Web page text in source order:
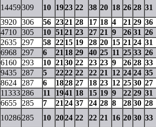
14459309 10 1923 22 38 20 18 26 28 31
3920 306 56 2321 28 17 18 4 21 29 36
4710 305 10 51 21 23 27 21 9 26 31 26
2635 297 58 2215 19 28 20 15 21 24 31
6968 297 6 21 18 29 40 25 11 25 33 26
6160 293 10 21 30 22 23 23 9 26 28 33
9435 287 5 2222 22 22 21 12 24 24 35
8624 287 6 1828 27 18 23 12 25 30 27
11333 286 11 1941 18 15 19 9 22 29 31
6655 285 7 21 24 37 24 28 8 28 30 28
10286285 10 2024 22 22 21 16 20 30 33